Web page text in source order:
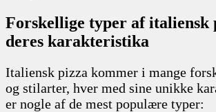
Forskellige typer af italiensk
deres karakteristika
Italiensk pizza kommer i mange
og stilarter, hver med sine unikke
er nogle af de mest populære typer: